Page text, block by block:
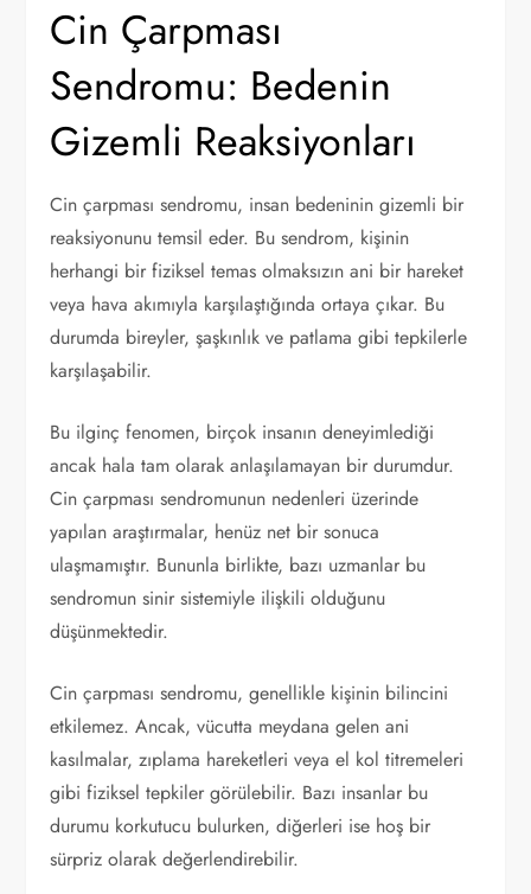
Cin Çarpması
Sendromu: Bedenin
Gizemli Reaksiyonları
Cin çarpması sendromu, insan bedeninin gizemli bir
reaksiyonunu temsil eder. Bu sendrom, kişinin
herhangi bir fiziksel temas olmaksızın ani bir hareket
veya hava akımıyla karşılaştığında ortaya çıkar. Bu
durumda bireyler, şaşkınlık ve patlama gibi tepkilerle
karşılaşabilir.
Bu ilginç fenomen, birçok insanın deneyimlediği
ancak hala tam olarak anlaşılamayan bir durumdur.
Cin çarpması sendromunun nedenleri üzerinde
yapılan araştırmalar, henüz net bir sonuca
ulaşmamıştır. Bununla birlikte, bazı uzmanlar bu
sendromun sinir sistemiyle ilişkili olduğunu
düşünmektedir.
Cin çarpması sendromu, genellikle kişinin bilincini
etkilemez. Ancak, vücutta meydana gelen ani
kasılmalar, zıplama hareketleri veya el kol titremeleri
gibi fiziksel tepkiler görülebilir. Bazı insanlar bu
durumu korkutucu bulurken, diğerleri ise hoş bir
sürpriz olarak değerlendirebilir.